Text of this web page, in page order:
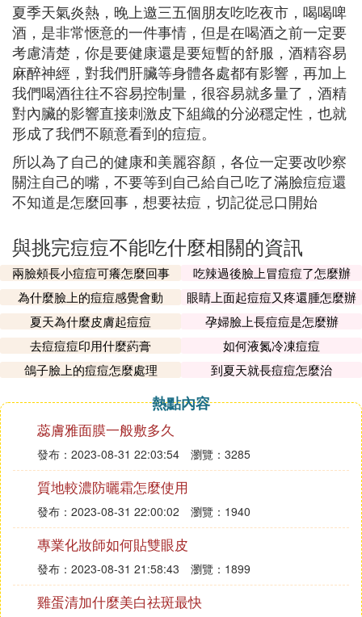
夏季天氣炎熱，晚上邀三五個朋友吃吃夜市，喝喝啤
酒，是非常愜意的一件事情，但是在喝酒之前一定要
考慮清楚，你是要健康還是要短暫的舒服，酒精容易
麻醉神經，對我們肝臟等身體各處都有影響，再加上
我們喝酒往往不容易控制量，很容易就多量了，酒精
對內臟的影響直接刺激皮下組織的分泌穩定性，也就
形成了我們不願意看到的痘痘。
所以為了自己的健康和美麗容顏，各位一定要改吵察
關注自己的嘴，不要等到自己給自己吃了滿臉痘痘還
不知道是怎麼回事，想要祛痘，切記從忌口開始
與挑完痘痘不能吃什麼相關的資訊
兩臉頰長小痘痘可癢怎麼回事
吃辣過後臉上冒痘痘了怎麼辦
為什麼臉上的痘痘感覺會動
眼睛上面起痘痘又疼還腫怎麼辦
夏天為什麼皮膚起痘痘
孕婦臉上長痘痘是怎麼辦
去痘痘痘印用什麼葯膏
如何液氮冷凍痘痘
鴿子臉上的痘痘怎麼處理
到夏天就長痘痘怎麼治
熱點內容
蕊膚雅面膜一般敷多久
發布：2023-08-31 22:03:54 瀏覽：3285
質地較濃防曬霜怎麼使用
發布：2023-08-31 22:00:02 瀏覽：1940
專業化妝師如何貼雙眼皮
發布：2023-08-31 21:58:43 瀏覽：1899
雞蛋清加什麼美白祛斑最快